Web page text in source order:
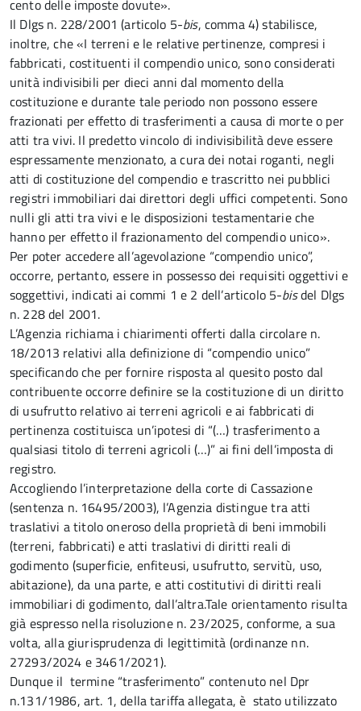
cento delle imposte dovute».
Il Dlgs n. 228/2001 (articolo 5-bis, comma 4) stabilisce,
inoltre, che «I terreni e le relative pertinenze, compresi i
fabbricati, costituenti il compendio unico, sono considerati
unità indivisibili per dieci anni dal momento della
costituzione e durante tale periodo non possono essere
frazionati per effetto di trasferimenti a causa di morte o per
atti tra vivi. Il predetto vincolo di indivisibilità deve essere
espressamente menzionato, a cura dei notai roganti, negli
atti di costituzione del compendio e trascritto nei pubblici
registri immobiliari dai direttori degli uffici competenti. Sono
nulli gli atti tra vivi e le disposizioni testamentarie che
hanno per effetto il frazionamento del compendio unico».
Per poter accedere all’agevolazione “compendio unico”,
occorre, pertanto, essere in possesso dei requisiti oggettivi e
soggettivi, indicati ai commi 1 e 2 dell’articolo 5-bisdel Dlgs
n. 228 del 2001.
L’Agenzia richiama i chiarimenti offerti dalla circolare n.
18/2013 relativi alla definizione di “compendio unico”
specificando che per fornire risposta al quesito posto dal
contribuente occorre definire se la costituzione di un diritto
di usufrutto relativo ai terreni agricoli e ai fabbricati di
pertinenza costituisca un’ipotesi di “(…) trasferimento a
qualsiasi titolo di terreni agricoli (…)” ai fini dell’imposta di
registro.
Accogliendo l’interpretazione della corte di Cassazione
(sentenza n. 16495/2003), l’Agenzia distingue tra atti
traslativi a titolo oneroso della proprietà di beni immobili
(terreni, fabbricati) e atti traslativi di diritti reali di
godimento (superficie, enfiteusi, usufrutto, servitù, uso,
abitazione), da una parte, e atti costitutivi di diritti reali
immobiliari di godimento, dall’altra.Tale orientamento risulta
già espresso nella risoluzione n. 23/2025, conforme, a sua
volta, alla giurisprudenza di legittimità (ordinanze nn.
27293/2024 e 3461/2021).
Dunque il termine “trasferimento” contenuto nel Dpr
n.131/1986, art. 1, della tariffa allegata, è stato utilizzato